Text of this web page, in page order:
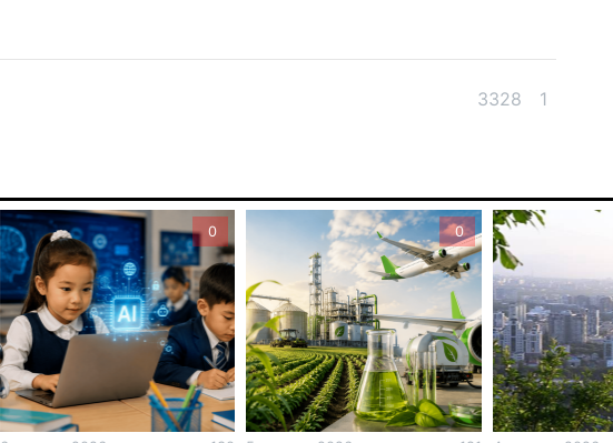
3328 1
5
5
0 0